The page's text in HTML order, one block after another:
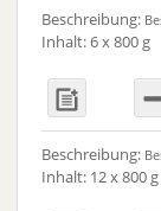
Beschreibung:
Inhalt: 6 x 800 g
Beschreibung:
Inhalt: 12 x 800 g